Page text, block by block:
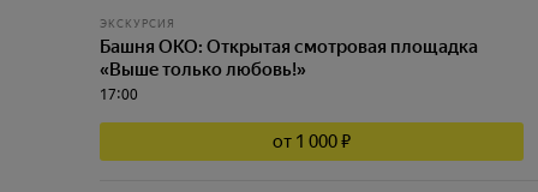
ЭКСКУРСИЯ
Башня ОКО: Открытая смотровая площадка
«Выше только любовь!»
17:00
от 1 000 ₽